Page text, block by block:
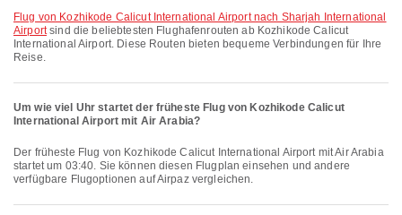
Flug von Kozhikode Calicut International Airport nach Sharjah International
Airportsind die beliebtesten Flughafenrouten ab Kozhikode Calicut
International Airport. Diese Routen bieten bequeme Verbindungen für Ihre
Reise.
Um wie viel Uhr startet der früheste Flug von Kozhikode Calicut
International Airport mit Air Arabia?
Der früheste Flug von Kozhikode Calicut International Airport mit Air Arabia
startet um 03:40. Sie können diesen Flugplan einsehen und andere
verfügbare Flugoptionen auf Airpaz vergleichen.